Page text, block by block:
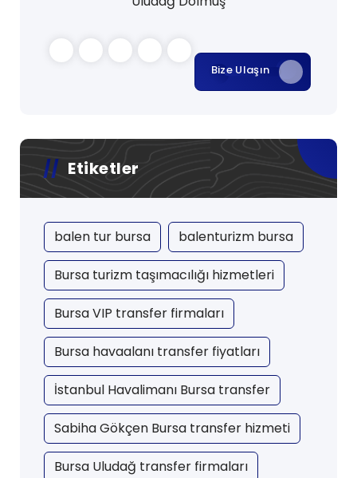
Bize Ulaşın
Etiketler
balen tur bursa balenturizm bursa
Bursa turizm taşımacılığı hizmetleri
Bursa VIP transfer firmaları
Bursa havaalanı transfer fiyatları
İstanbul Havalimanı Bursa transfer
Sabiha Gökçen Bursa transfer hizmeti
Bursa Uludağ transfer firmaları